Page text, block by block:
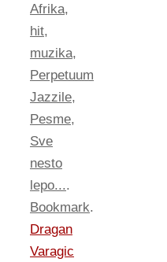
Afrika,
hit,
muzika,
Perpetuum
Jazzile,
Pesme,
Sve
nesto
lepo....
Bookmark.
Dragan
Varagic